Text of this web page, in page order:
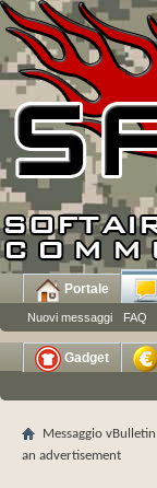
Portale
Nuovi messaggi FAQ
Gadget
Messaggio vBulletin
an advertisement